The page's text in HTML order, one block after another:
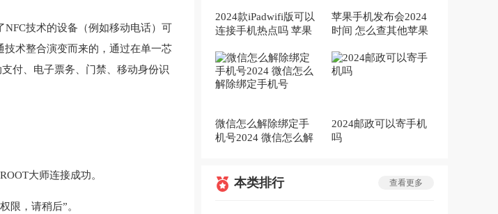
NFC技术的设备（例如移动电话）可
术整合演变而来的，通过在单一芯
付、电子票务、门禁、移动身份识
大师连接成功。
限，请稍后”。
2024款iPadwifi版可以
连接手机热点吗 苹果
吗
苹果手机发布会2024
时间 怎么查其他苹果
微信怎么解除绑定手
机号2024 微信怎么解
2024邮政可以寄手机
吗
本类排行 查看更多